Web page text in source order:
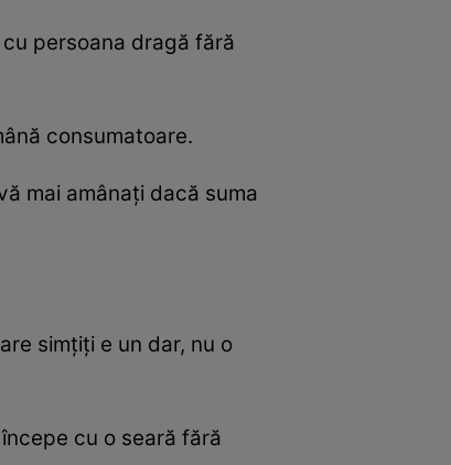
persoana dragă fără
consumatoare.
mai amânați dacă suma
simțiți e un dar, nu o
cu o seară fără